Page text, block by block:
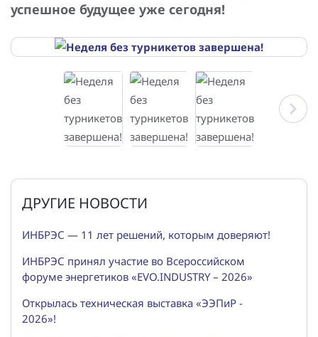
успешное будущее уже сегодня!
ДРУГИЕ НОВОСТИ
ИНБРЭС — 11 лет решений, которым доверяют!
ИНБРЭС принял участие во Всероссийском
форуме энергетиков «EVO.INDUSTRY – 2026»
Открылась техническая выставка «ЭЭПиР -
2026»!